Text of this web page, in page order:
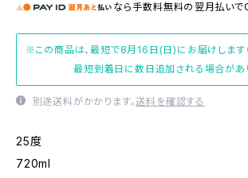
なら 手数料無料の 翌月払いで
※この商品は、最短で8月16日(日)にお届けします
最短到着日に数日追加される場合があり
別途送料がかかります。送料を確認する
25度
720ml